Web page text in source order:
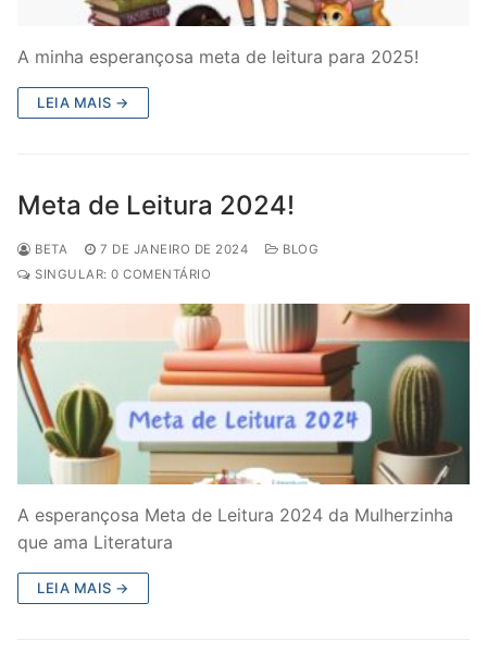
A minha esperançosa meta de leitura para 2025!
LEIA MAIS →
Meta de Leitura 2024!
BETA 7 DE JANEIRO DE 2024
BLOG
SINGULAR: 0 COMENTÁRIO
A esperançosa Meta de Leitura 2024 da Mulherzinha
que ama Literatura
LEIA MAIS →